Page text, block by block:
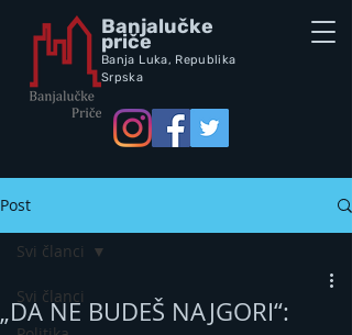
Banjalučke
priče
Banja Luka, Republika
Srpska
Post
Svi članci
Svi članci
„DA NE BUDEŠ NAJGORI“: